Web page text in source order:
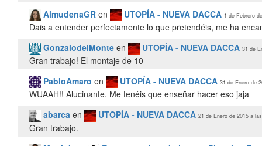
AlmudenaGR en UTOPÍA - NUEVA DACCA 1 de Febrero
Dais a entender perfectamente lo que pretendéis, me ha
GonzalodelMonte en UTOPÍA - NUEVA DACCA 31 de
Gran trabajo! El montaje de 10
PabloAmaro en UTOPÍA - NUEVA DACCA 31 de Enero de
WUAAH!! Alucinante. Me tenéis que enseñar hacer eso jaja
abarca en UTOPÍA - NUEVA DACCA 21 de Enero de 2015 a
Gran trabajo.